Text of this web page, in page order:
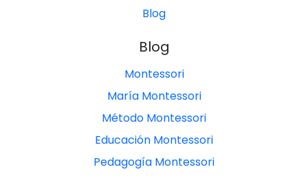
Blog
Blog
Montessori
María Montessori
Método Montessori
Educación Montessori
Pedagogía Montessori